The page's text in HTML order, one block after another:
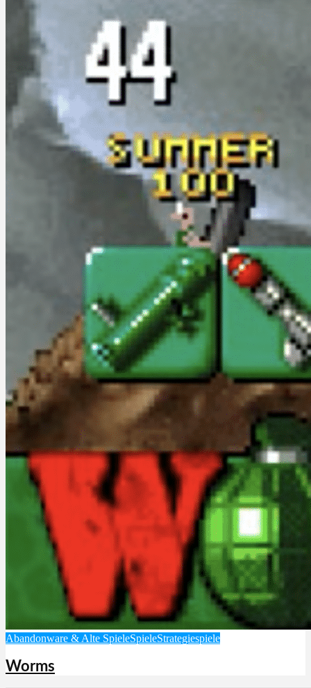
Abandonware & Alte SpieleSpieleStrategiespiele
Worms